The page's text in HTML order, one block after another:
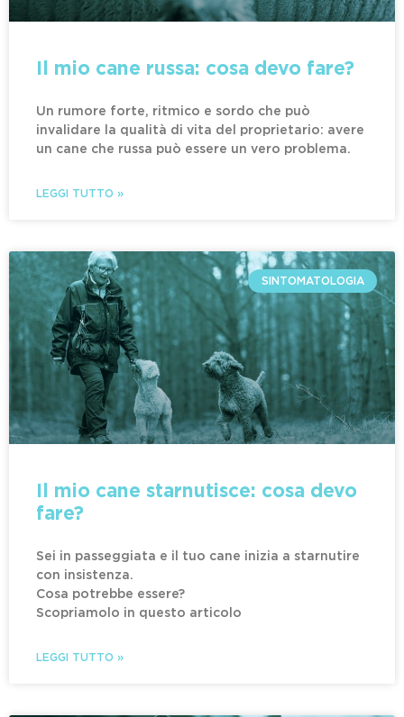
Il mio cane russa: cosa devo fare?
Un rumore forte, ritmico e sordo che può
invalidare la qualità di vita del proprietario: avere
un cane che russa può essere un vero problema.
LEGGI TUTTO »
SINTOMATOLOGIA
Il mio cane starnutisce: cosa devo
fare?
Sei in passeggiata e il tuo cane inizia a starnutire
con insistenza.
Cosa potrebbe essere?
Scopriamolo in questo articolo
LEGGI TUTTO »